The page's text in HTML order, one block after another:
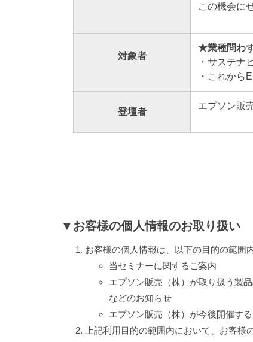
この機会に
対象者
★業種問わ
・サステナ
・これから
登壇者
エプソン販
▼お客様の個人情報のお取り扱い
お客様の個人情報は、以下の目的の範囲
当セミナーに関するご案内
エプソン販売（株）が取り扱う製
などのお知らせ
エプソン販売（株）が今後開催す
上記利用目的の範囲内において、お客